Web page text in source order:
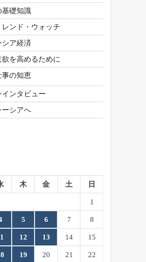
基礎知識
ンド・ウォッチ
ア経済
を高めるために
事の知恵
インタビュー
ーシアへ
木 金 土 日
1
5 6 7 8
12 13 14 15
19 20 21 22